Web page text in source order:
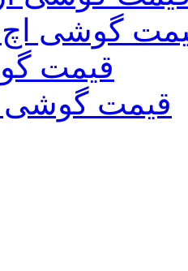
گوشی
قیمت
قیمت گوشی